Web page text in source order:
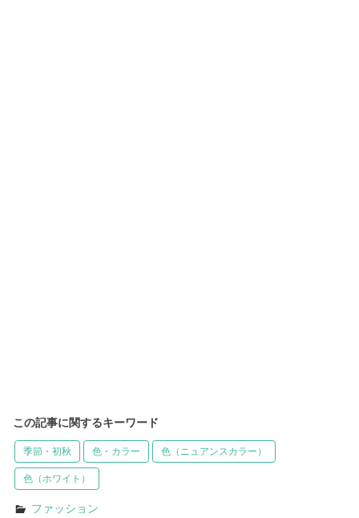
この記事に関するキーワード
季節・初秋 色・カラー 色（ニュアンスカラー）
色（ホワイト）
ファッション